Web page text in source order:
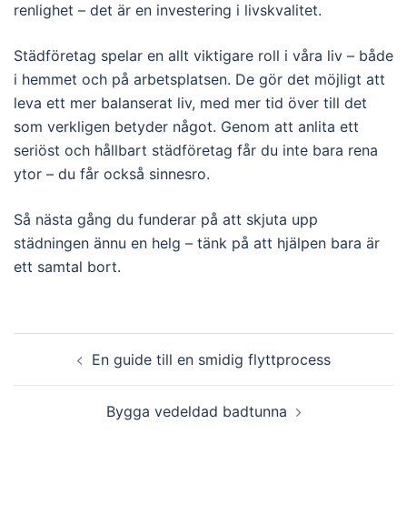
renlighet – det är en investering i livskvalitet.
Städföretag spelar en allt viktigare roll i våra liv – både
i hemmet och på arbetsplatsen. De gör det möjligt att
leva ett mer balanserat liv, med mer tid över till det
som verkligen betyder något. Genom att anlita ett
seriöst och hållbart städföretag får du inte bara rena
ytor – du får också sinnesro.
Så nästa gång du funderar på att skjuta upp
städningen ännu en helg – tänk på att hjälpen bara är
ett samtal bort.
navigationEn guide till en smidig flyttprocess
Bygga vedeldad badtunna